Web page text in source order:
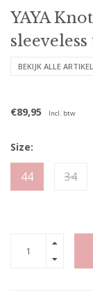
YAYA
BEKIJK ALLE
€89,95 Incl. btw
Size:
44 34